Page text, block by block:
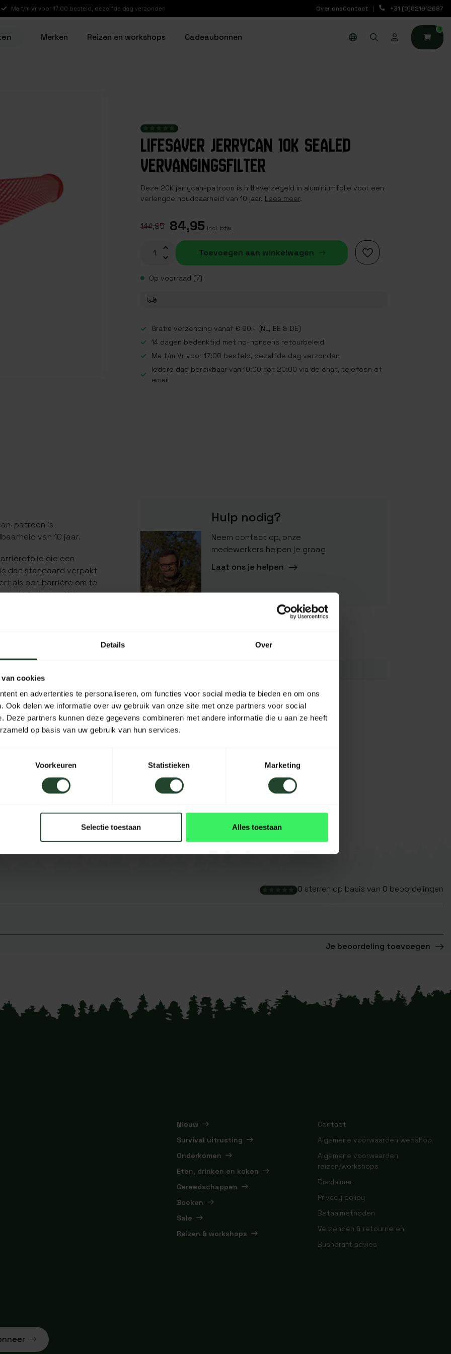
Details Over
cookies
en advertenties te personaliseren, om functies voor social media te bieden en om ons
Ook delen we informatie over uw gebruik van onze site met onze partners voor social
Deze partners kunnen deze gegevens combineren met andere informatie die u aan ze heeft
op basis van uw gebruik van hun services.
Voorkeuren Statistieken Marketing
Selectie toestaan Alles toestaan
Ma t/m Vr voor 17:00 besteld, dezelfde dag verzonden Over onsContact +31 (0)621912687
Merken Reizen en workshops Cadeaubonnen
0
LIFESAVER JERRYCAN 10K SEALED
VERVANGINGSFILTER
Deze 20K jerrycan-patroon is hitteverzegeld in aluminiumfolie voor een
verlengde houdbaarheid van 10 jaar. Lees meer.
144,95 84,95 Incl. btw
Toevoegen aan winkelwagen
Op voorraad (7)
Gratis verzending vanaf € 90,- (NL, BE & DE)
14 dagen bedenktijd met no-nonsens retourbeleid
Ma t/m Vr voor 17:00 besteld, dezelfde dag verzonden
Iedere dag bereikbaar van 10:00 tot 20:00 via de chat, telefoon of
email
patroon is
van 10 jaar.
die een
dan standaard verpakt
als een barrière om te
het biedt dezelfde
in de holle
aanpassing van NSF-
de cartridge moet
DRINKEN schoon water.
bij het gebruik van
water
12-2022
Hulp nodig?
Neem contact op, onze
medewerkers helpen je graag
Laat ons je helpen
700461450627
0 sterren op basis van 0 beoordelingen
Je beoordeling toevoegen
Nieuw
Survival uitrusting
Onderkomen
Eten, drinken en koken
Gereedschappen
Boeken
Sale
Reizen & workshops
Contact
Algemene voorwaarden webshop
Algemene voorwaarden
reizen/workshops
Disclaimer
Privacy policy
Betaalmethoden
Verzenden & retourneren
Bushcraft advies